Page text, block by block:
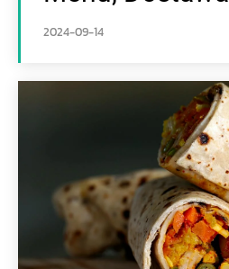
2024-09-14